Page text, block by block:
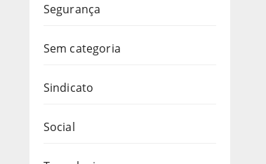
Segurança
Sem categoria
Sindicato
Social